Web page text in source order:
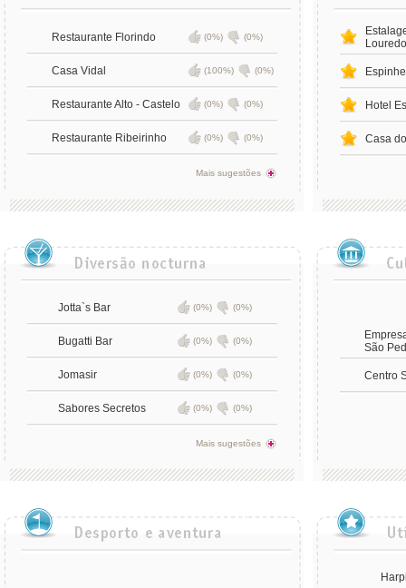
Restaurante Florindo (0%) (0%)
Casa Vidal (100%) (0%)
Restaurante Alto - Castelo (0%) (0%)
Restaurante Ribeirinho (0%) (0%)
Mais sugestões
Louredo
Hotel
Casa
Jotta`s Bar (0%) (0%)
Bugatti Bar (0%) (0%)
Jomasir (0%) (0%)
Sabores Secretos (0%) (0%)
Mais sugestões
São
Centro